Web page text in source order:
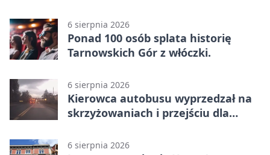
6 sierpnia 2026
Ponad 100 osób splata historię
Tarnowskich Gór z włóczki.
6 sierpnia 2026
Kierowca autobusu wyprzedzał na
skrzyżowaniach i przejściu dla
6 sierpnia 2026